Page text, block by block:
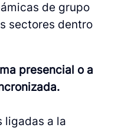
de grupo
sectores dentro
presencial o a
ligadas a la